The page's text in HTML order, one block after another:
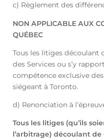
c) Règlement des
NON APPLICABLE AUX
QUÉBEC
Tous les litiges découlant
des Services ou s’y
compétence exclusive
siégeant à Toronto.
d) Renonciation à
Tous les litiges (qu’ils
l’arbitrage) découlant